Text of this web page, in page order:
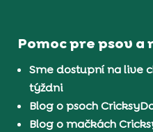
Pomoc pre psov a
Sme dostupní na live
týždni
Blog o psoch
Blog o mačkách